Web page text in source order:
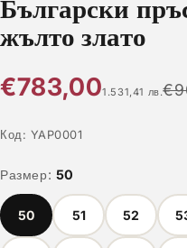
Български
жълто злато
€783,001.531,41 лв.
Код: YAP0001
Размер: 50
50 51 52